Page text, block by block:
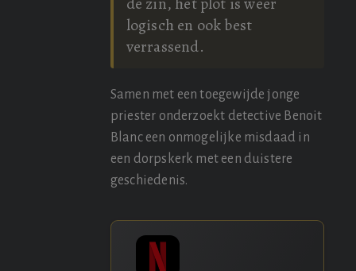
logisch en ook best
verrassend.
Samen met een toegewijde jonge
priester onderzoekt detective Benoit
Blanc een onmogelijke misdaad in
een dorpskerk met een duistere
geschiedenis.